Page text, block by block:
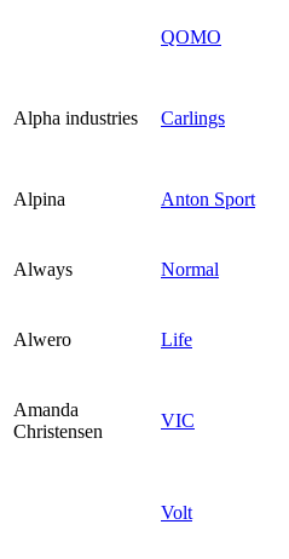
QOMO
Alpha industries Carlings
Alpina Anton Sport
Always Normal
Alwero Life
Amanda
Christensen
VIC
Volt